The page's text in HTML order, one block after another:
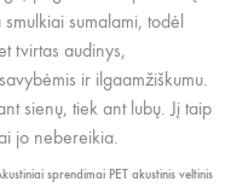
sumalami, todėl
tvirtas audinys,
ir ilgaamžiškumu.
sienų, tiek ant lubų. Jį taip
jo nebereikia.
sprendimai PET akustinis veltinis